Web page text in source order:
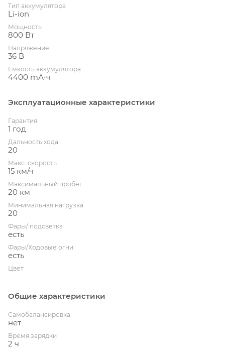
Тип аккумулятора
Li-ion
Мощность
800 Вт
Напряжение
36 В
Емкость аккумулятора
4400 mА⋅ч
Эксплуатационные характеристики
Гарантия
1 год
Дальность хода
20
Макс. скорость
15 км/ч
Максимальный пробег
20 км
Минимальная нагрузка
20
Фары/ подсветка
есть
Фары/Ходовые огни
есть
Цвет
Общие характеристики
Cамобалансировка
нет
Время зарядки
2 ч